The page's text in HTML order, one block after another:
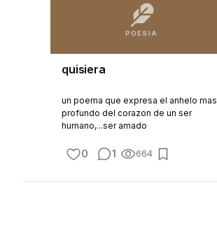
POESIA
quisiera
un poema que expresa el anhelo mas
profundo del corazon de un ser
humano,...ser amado
0 1 664